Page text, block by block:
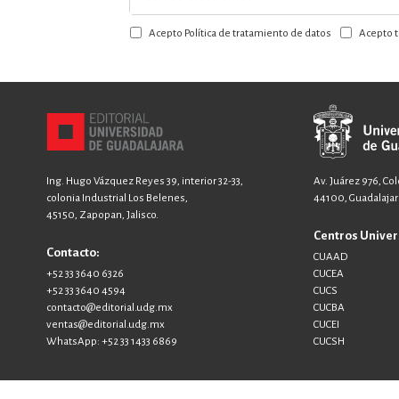
a
nuestroAcepto Política de tratamiento de datos Acepto
Ing. Hugo Vázquez Reyes 39, interior 32-33,
colonia Industrial Los Belenes,
45150, Zapopan, Jalisco.
Contacto:
+52 33 3640 6326
+52 33 3640 4594
contacto@editorial.udg.mx
ventas@editorial.udg.mx
WhatsApp: +52 33 1433 6869
Av. Juárez 976,
44100,
Centros
CUAAD
CUCEA
CUCS
CUCBA
CUCEI
CUCSH